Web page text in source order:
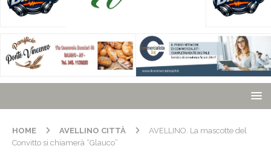
HOME AVELLINO CITTÀ
AVELLINO. La mascotte del
Convitto si chiamerà “Glauco”